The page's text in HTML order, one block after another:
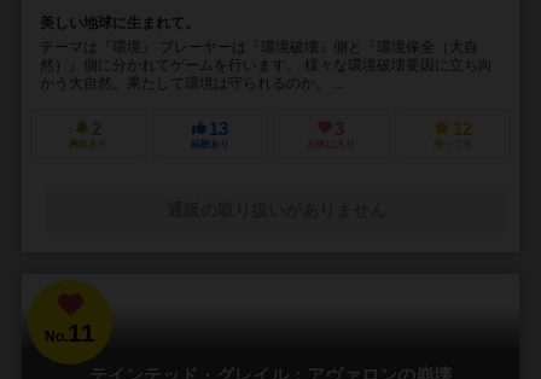
美しい地球に生まれて。
テーマは『環境』 プレーヤーは『環境破壊』側と『環境保全（大自
然）』側に分かれてゲームを行います。 様々な環境破壊要因に立ち向
かう大自然。果たして環境は守られるのか。 ...
2
興味あり
13
経験あり
3
お気に入り
12
持ってる
No.11
テインテッド・グレイル：アヴァロンの崩壊